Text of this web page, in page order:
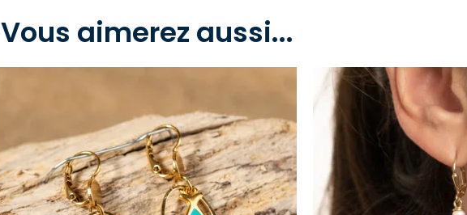
Vous aimerez aussi...